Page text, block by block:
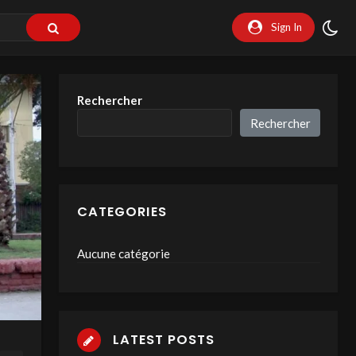
Sign In
Rechercher
Rechercher
CATEGORIES
Aucune catégorie
LATEST POSTS